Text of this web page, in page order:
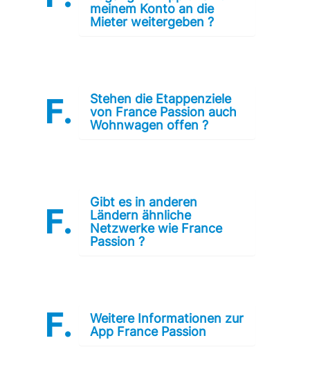
meinem Konto an die
Mieter weitergeben ?
Stehen die Etappenziele
von France Passion auch
Wohnwagen offen ?
Gibt es in anderen
Ländern ähnliche
Netzwerke wie France
Passion ?
Weitere Informationen zur
App France Passion